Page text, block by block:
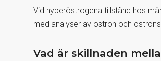
Vid hyperöstrogena tillstånd hos
med analyser av östron och
Vad är skillnaden